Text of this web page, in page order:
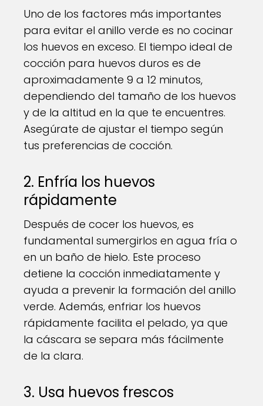
Uno de los factores más importantes
para evitar el anillo verde es no cocinar
los huevos en exceso. El tiempo ideal de
cocción para huevos duros es de
aproximadamente 9 a 12 minutos,
dependiendo del tamaño de los huevos
y de la altitud en la que te encuentres.
Asegúrate de ajustar el tiempo según
tus preferencias de cocción.
2. Enfría los huevos
rápidamente
Después de cocer los huevos, es
fundamental sumergirlos en agua fría o
en un baño de hielo. Este proceso
detiene la cocción inmediatamente y
ayuda a prevenir la formación del anillo
verde. Además, enfriar los huevos
rápidamente facilita el pelado, ya que
la cáscara se separa más fácilmente
de la clara.
3. Usa huevos frescos